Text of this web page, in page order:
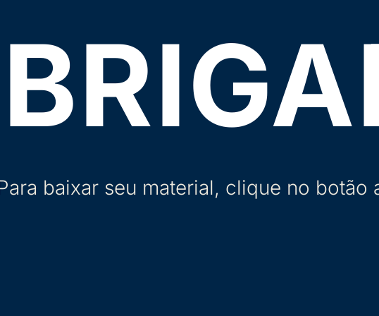
baixar seu material, clique no botão